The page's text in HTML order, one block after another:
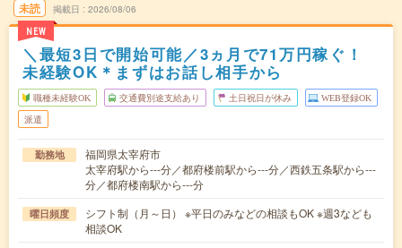
未読
NEW
掲載日 2026/08/06
＼最短3日で開始可能／3ヵ月で71万円稼ぐ！
未経験OK＊まずはお話し相手から
職種未経験OK 交通費別途支給あり 土日祝日が休み WEB登録OK
派遣
勤務地
福岡県太宰府市
太宰府駅から---分／都府楼前駅から---分／西鉄五条駅から---
分／都府楼南駅から---分
曜日頻度
シフト制（月～日） ※平日のみなどの相談もOK ※週3なども
相談OK